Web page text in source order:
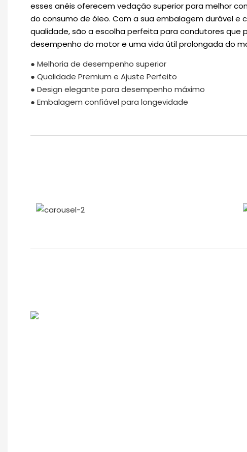
esses anéis oferecem vedação superior para melhor
do consumo de óleo. Com a sua embalagem durável e
qualidade, são a escolha perfeita para condutores que
desempenho do motor e uma vida útil prolongada do
● Melhoria de desempenho superior
● Qualidade Premium e Ajuste Perfeito
● Design elegante para desempenho máximo
● Embalagem confiável para longevidade